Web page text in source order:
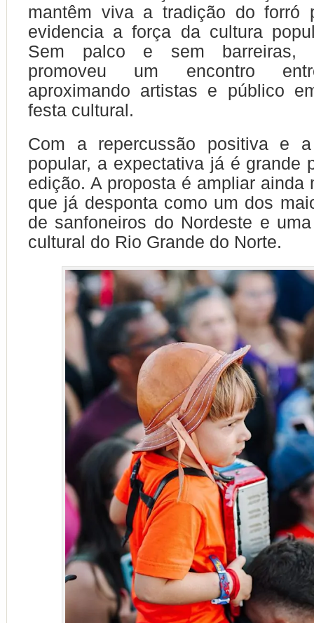
mantêm viva a tradição do forró
evidencia a força da cultura
Sem palco e sem barreiras,
promoveu um encontro
aproximando artistas e público
festa cultural.
Com a repercussão positiva e
popular, a expectativa já é grande
edição. A proposta é ampliar ainda
que já desponta como um dos
de sanfoneiros do Nordeste e
cultural do Rio Grande do Norte.